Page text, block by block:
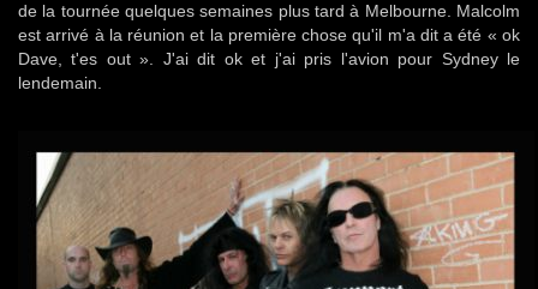
de la tournée quelques semaines plus tard à Melbourne. Malcolm
est arrivé à la réunion et la première chose qu'il m'a dit a été « ok
Dave, t'es out ». J'ai dit ok et j'ai pris l'avion pour Sydney le
lendemain.